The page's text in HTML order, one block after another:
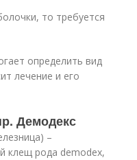
то требуется
определить вид
лечение и его
Демодекс
–
клещ рода demodex,